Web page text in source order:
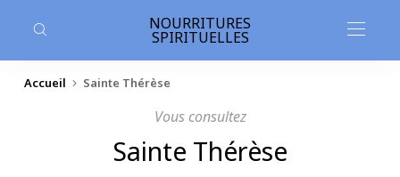
principal
NOURRITURES
SPIRITUELLES
Accueil Sainte Thérèse
Vous consultez
Sainte Thérèse